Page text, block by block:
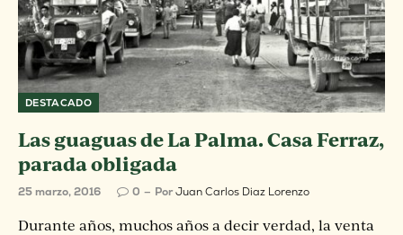
DESTACADO
Las guaguas de La Palma. Casa Ferraz,
parada obligada
25 marzo, 2016 0 PorJuan Carlos Diaz Lorenzo
Durante años, muchos años a decir verdad, la venta